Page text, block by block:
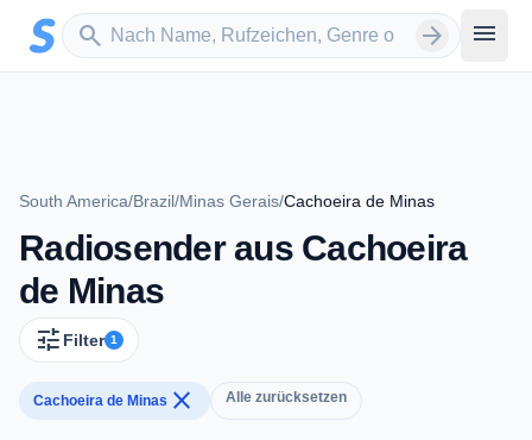
Zum Hauptinhalt springen
search
Sender suchen arrow_forward menu
South America/Brazil/Minas Gerais/Cachoeira de Minas
Radiosender aus Cachoeira
de Minas
tune Filter 1
Cachoeira de Minas close Alle zurücksetzen